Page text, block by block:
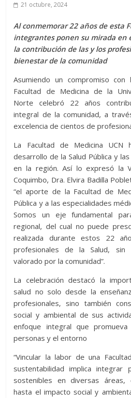
21 octubre, 2024
Al conmemorar 22 años de esta
integrantes ponen su mirada en
la contribución de las y los
bienestar de la comunidad
Asumiendo un compromiso con
Facultad de Medicina de la
Norte celebró 22 años
integral de la comunidad, a
excelencia de cientos de
La Facultad de Medicina
desarrollo de la Salud Pública y
en la región. Así lo expresó la
Coquimbo, Dra. Elvira Badilla
“el aporte de la Facultad de
Pública y a las especialidades
Somos un eje fundamental
regional, del cual no puede
realizada durante estos 22
profesionales de la Salud, sin
valorado por la comunidad”.
La celebración destacó la
salud no solo desde la
profesionales, sino también
social y ambiental de sus
enfoque integral que
personas y el entorno
“Vincular la labor de una
sustentabilidad implica integrar
sostenibles en diversas áreas,
hasta el impacto social y